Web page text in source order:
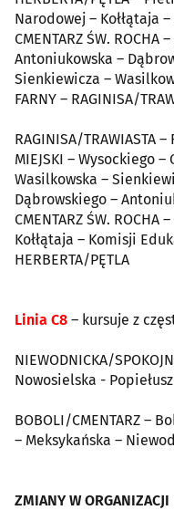
Narodowej – Kołłątaja
CMENTARZ ŚW.
Antoniukowska –
Sienkiewicza –
FARNY – RAGINISA/
RAGINISA/TRAWIASTA
MIEJSKI – Wysockiego –
Wasilkowska –
Dąbrowskiego –
CMENTARZ ŚW.
Kołłątaja – Komisji
HERBERTA/PĘTLA
Linia C8 – kursuje z
NIEWODNICKA/
Nowosielska -
BOBOLI/CMENTARZ –
– Meksykańska –
ZMIANY W ORGANIZACJI